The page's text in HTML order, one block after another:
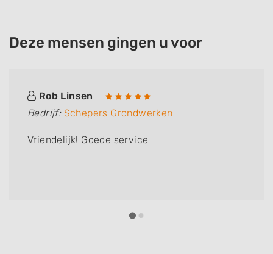
Deze mensen gingen u voor
Rob Linsen
Bedrijf: Schepers Grondwerken
Vriendelijk! Goede service